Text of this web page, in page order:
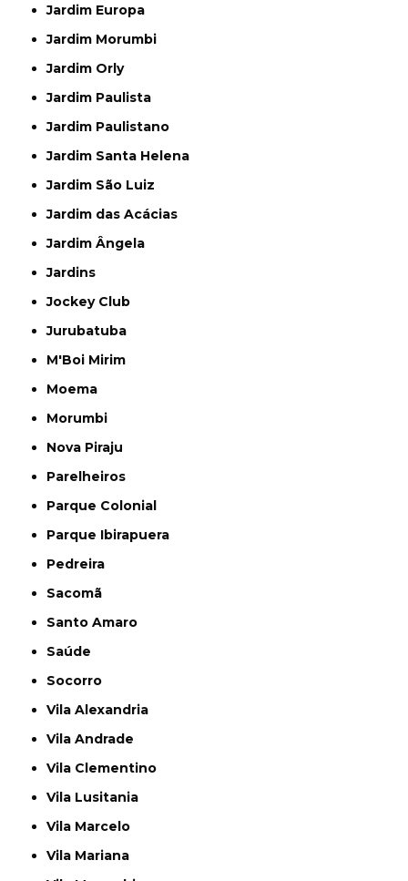
Jardim Europa
Jardim Morumbi
Jardim Orly
Jardim Paulista
Jardim Paulistano
Jardim Santa Helena
Jardim São Luiz
Jardim das Acácias
Jardim Ângela
Jardins
Jockey Club
Jurubatuba
M'Boi Mirim
Moema
Morumbi
Nova Piraju
Parelheiros
Parque Colonial
Parque Ibirapuera
Pedreira
Sacomã
Santo Amaro
Saúde
Socorro
Vila Alexandria
Vila Andrade
Vila Clementino
Vila Lusitania
Vila Marcelo
Vila Mariana